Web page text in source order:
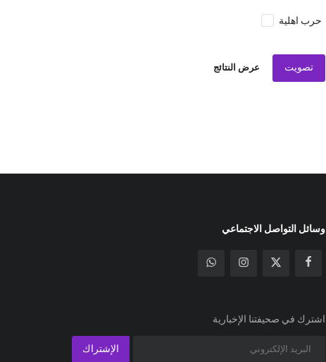
حرب اهلية
تصويت عرض النتائج
وسائل التواصل الاجتماعي
اشترك في صحيفتنا الإخبارية
الإشتراك